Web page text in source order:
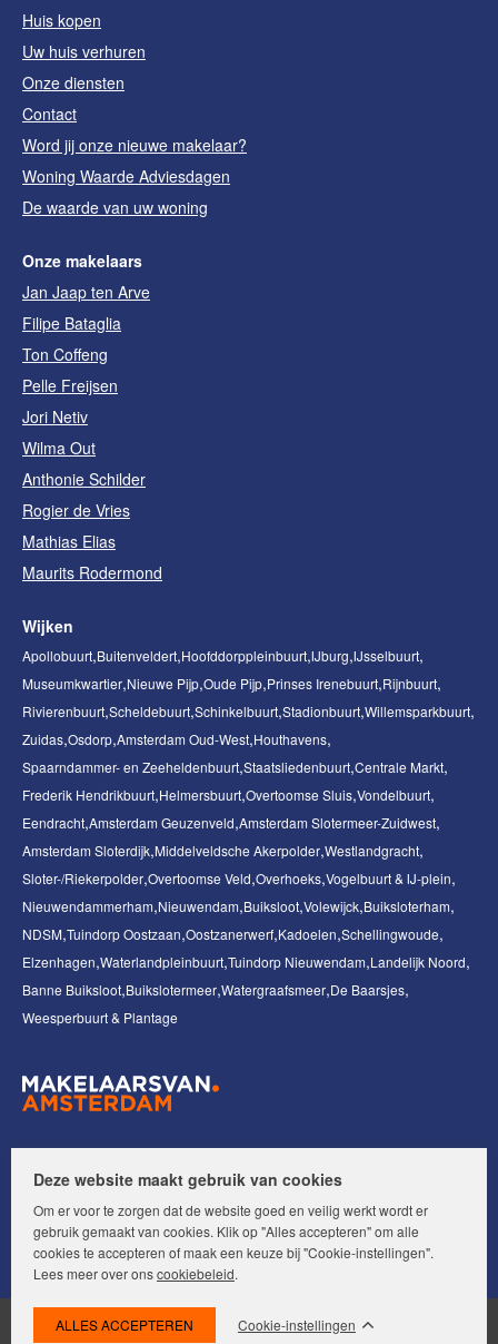
Huis kopen
Uw huis verhuren
Onze diensten
Contact
Word jij onze nieuwe makelaar?
Woning Waarde Adviesdagen
De waarde van uw woning
Onze makelaars
Jan Jaap ten Arve
Filipe Bataglia
Ton Coffeng
Pelle Freijsen
Jori Netiv
Wilma Out
Anthonie Schilder
Rogier de Vries
Mathias Elias
Maurits Rodermond
Wijken
Apollobuurt Buitenveldert Hoofddorppleinbuurt IJburg IJsselbuurt
Museumkwartier Nieuwe Pijp Oude Pijp Prinses Irenebuurt Rijnbuurt
Rivierenbuurt Scheldebuurt Schinkelbuurt Stadionbuurt Willemsparkbuurt
Zuidas Osdorp Amsterdam Oud-West Houthavens
Spaarndammer- en Zeeheldenbuurt Staatsliedenbuurt Centrale Markt
Frederik Hendrikbuurt Helmersbuurt Overtoomse Sluis Vondelbuurt
Eendracht Amsterdam Geuzenveld Amsterdam Slotermeer-Zuidwest
Amsterdam Sloterdijk Middelveldsche Akerpolder Westlandgracht
Sloter-/Riekerpolder Overtoomse Veld Overhoeks Vogelbuurt & IJ-plein
Nieuwendammerham Nieuwendam Buiksloot Volewijck Buiksloterham
NDSM Tuindorp Oostzaan Oostzanerwerf Kadoelen Schellingwoude
Elzenhagen Waterlandpleinbuurt Tuindorp Nieuwendam Landelijk Noord
Banne Buiksloot Buikslotermeer Watergraafsmeer De Baarsjes
Weesperbuurt & Plantage
Volg ons op:
© Makelaars van Amsterdam. Alle rechten voorbehouden.
Deze website maakt gebruik van cookies
Om er voor te zorgen dat de website goed en veilig werkt wordt er
gebruik gemaakt van cookies. Klik op "Alles accepteren" om alle
cookies te accepteren of maak een keuze bij "Cookie-instellingen".
Lees meer over onscookiebeleid.
Cookie-instellingen